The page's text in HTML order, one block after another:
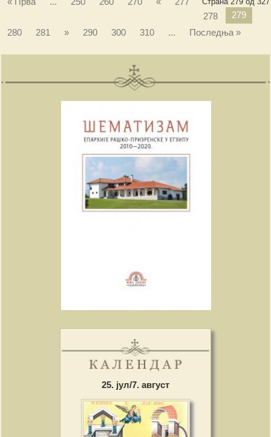
278
279
280
281 » 290 300 310 ... Последња »
25. јул/7. август